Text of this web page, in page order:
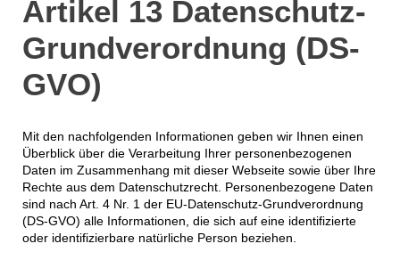
Artikel 13 Datenschutz-
Grundverordnung (DS-
GVO)
Mit den nachfolgenden Informationen geben wir Ihnen einen
Überblick über die Verarbeitung Ihrer personenbezogenen
Daten im Zusammenhang mit dieser Webseite sowie über Ihre
Rechte aus dem Datenschutzrecht. Personenbezogene Daten
sind nach Art. 4 Nr. 1 der EU-Datenschutz-Grundverordnung
(DS-GVO) alle Informationen, die sich auf eine identifizierte
oder identifizierbare natürliche Person beziehen.